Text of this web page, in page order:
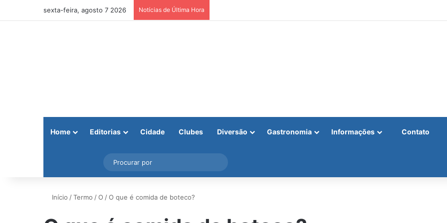
sexta-feira, agosto 7 2026 Notícias de Última Hora
Home Editorias Cidade Clubes Diversão Gastronomia Informações Contato
Instagram
Barra Lateral
por
Início /Termo /O /O que é comida de boteco?